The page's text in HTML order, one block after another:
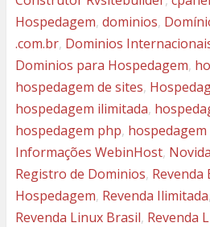
Hospedagem, dominios,
.com.br, Dominios
Dominios para Hospedagem,
hospedagem de sites,
hospedagem ilimitada,
hospedagem php,
Informações WebinHost,
Registro de Dominios, Revenda
Hospedagem, Revenda Ilimitada,
Revenda Linux Brasil, Revenda